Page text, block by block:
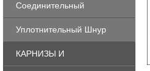
Соединительный
Профиль
Уплотнительный Шнур
Вилатерм
КАРНИЗЫ И
ПЛИНТУСА